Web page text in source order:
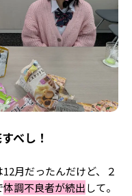
べし！
月だったんだけど、２
体調不良者が続出して。